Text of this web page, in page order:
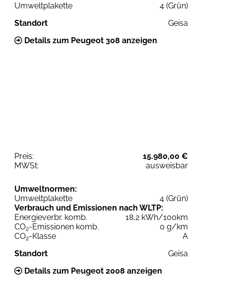
Umweltplakette
4 (Grün)
Standort
Geisa
Details zum Peugeot 308 anzeigen
Preis:
15.980,00 €
MWSt:
ausweisbar
Umweltnormen:
Umweltplakette
4 (Grün)
Verbrauch und Emissionen nach WLTP:
Energieverbr. komb.
18,2 kWh/100km
CO2-Emissionen komb.
0 g/km
CO2-Klasse
A
Standort
Geisa
Details zum Peugeot 2008 anzeigen